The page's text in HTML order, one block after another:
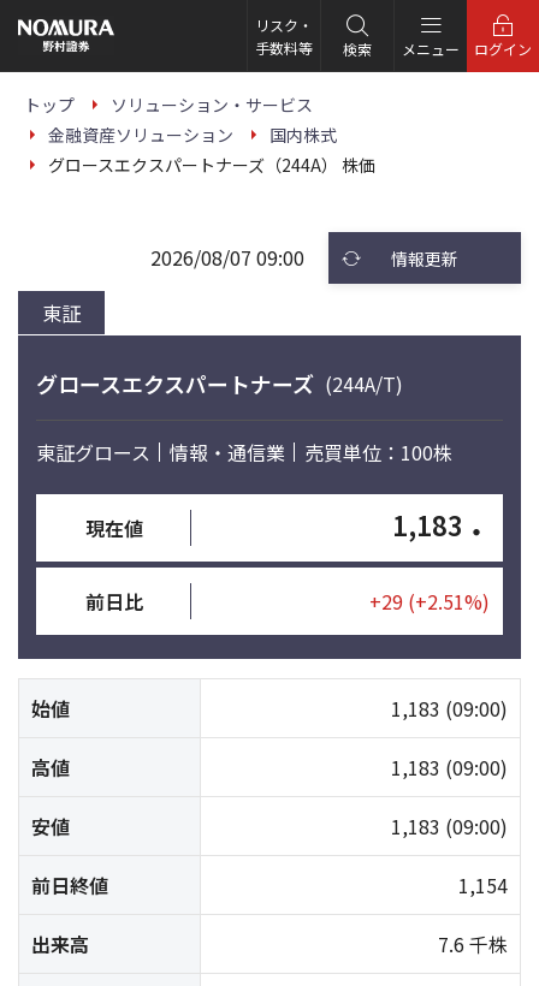
の
ー
リスク・
手数料等
検索 メニュー ログイン
トップ
ソリューション・サービス
金融資産ソリューション
国内株式
グロースエクスパートナーズ（244A） 株価
東証
2026/08/07 09:00 情報更新
グロースエクスパートナーズ (244A/T)
東証グロース 情報・通信業 売買単位：100株
現在値 1,183 ・
前日比 +29 (+2.51%)
始値 1,183 (09:00)
高値 1,183 (09:00)
安値 1,183 (09:00)
前日終値 1,154
出来高 7.6 千株